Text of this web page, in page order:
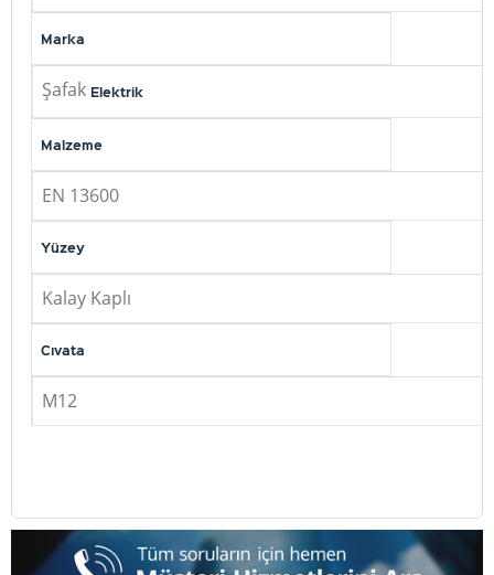
Marka
Şafak Elektrik
Malzeme
EN 13600
Yüzey
Kalay Kaplı
Cıvata
M12